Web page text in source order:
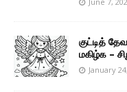
குட்டித்
மகிழ்க –
January